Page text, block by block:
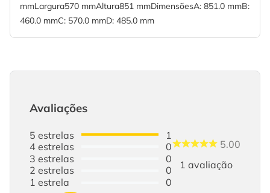
mmLargura570 mmAltura851 mmDimensõesA: 851.0 mmB:
460.0 mmC: 570.0 mmD: 485.0 mm
Avaliações
5estrelas
4estrelas
3estrelas
2estrelas
1estrela
1
0
0
0
0
5.00
1avaliação